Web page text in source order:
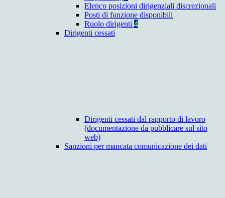
Elenco posizioni dirigenziali discrezionali
Posti di funzione disponibili
Ruolo dirigenti 4
Dirigenti cessati
Dirigenti cessati dal rapporto di lavoro
(documentazione da pubblicare sul sito
web)
Sanzioni per mancata comunicazione dei dati